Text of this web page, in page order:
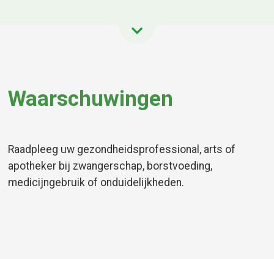
Waarschuwingen
Raadpleeg uw gezondheidsprofessional, arts of
apotheker bij zwangerschap, borstvoeding,
medicijngebruik of onduidelijkheden.